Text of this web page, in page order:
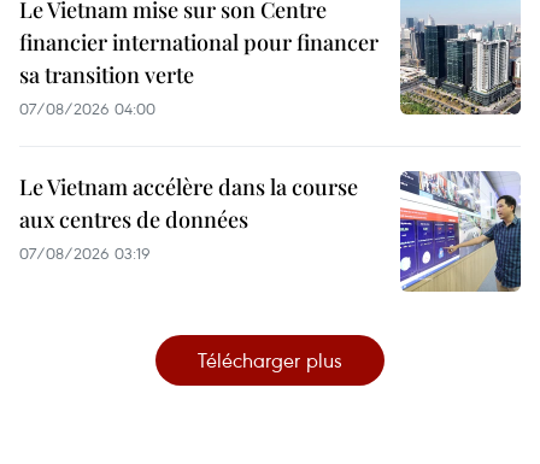
Le Vietnam mise sur son Centre
financier international pour financer
sa transition verte
07/08/2026 04:00
Le Vietnam accélère dans la course
aux centres de données
07/08/2026 03:19
Télécharger plus